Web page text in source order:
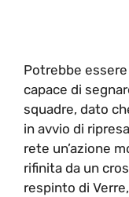
Potrebbe
capace di
squadre, dato
in avvio di
rete un’azione
rifinita da un
respinto di